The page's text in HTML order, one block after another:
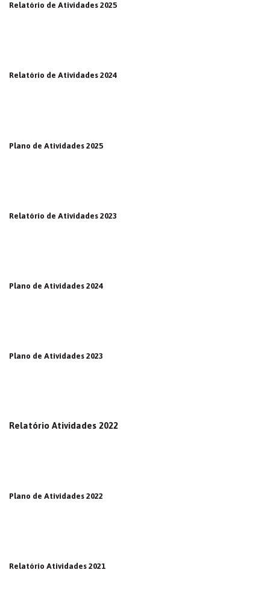
Relatório de Atividades 2025
Relatório de Atividades 2024
Plano de Atividades 2025
Relatório de Atividades 2023
Plano de Atividades 2024
Plano de Atividades 2023
Relatório Atividades 2022
Plano de Atividades 2022
Relatório Atividades 2021